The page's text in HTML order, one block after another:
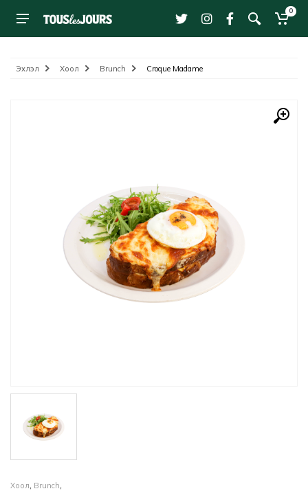
0
Эхлэл Хоол Brunch Croque Madame
Хоол, Brunch,